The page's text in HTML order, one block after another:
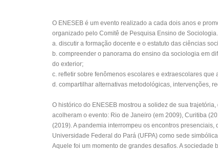
O ENESEB é um evento realizado a cada dois anos e
organizado pelo Comitê de Pesquisa Ensino de
a. discutir a formação docente e o estatuto das ciências
b. compreender o panorama do ensino da sociologia em
do exterior;
c. refletir sobre fenômenos escolares e extraescolares
d. compartilhar alternativas metodológicas, intervenções,
O histórico do ENESEB mostrou a solidez de sua
acolheram o evento: Rio de Janeiro (em 2009), Curitiba
(2019). A pandemia interrompeu os encontros
Universidade Federal do Pará (UFPA) como sede
Aquele foi um momento de grandes desafios. A